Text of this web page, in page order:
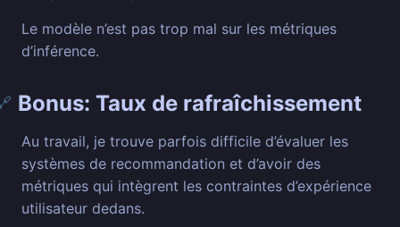
Le modèle n’est pas trop mal sur les métriques
d’inférence.
Bonus: Taux de rafraîchissement
Au travail, je trouve parfois difficile d’évaluer les
systèmes de recommandation et d’avoir des
métriques qui intègrent les contraintes d’expérience
utilisateur dedans.